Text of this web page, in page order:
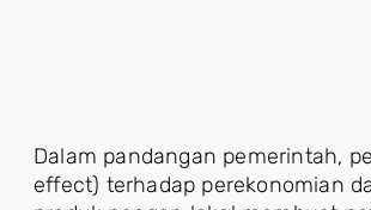
Dalam pandangan pemerintah,
effect) terhadap perekonomian